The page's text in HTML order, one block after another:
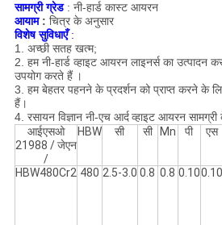
सामग्री ग्रेड: नी-हार्ड कास्ट आयरन
आयाम: चित्र के अनुसार
विशेष सुविधाएँ:
1. अच्छी सतह खत्म;
2. हम नी-हार्ड व्हाइट आयरन लाइनर्स का
उपयोग करते हैं।
3. हम बेहतर पहनने के प्रदर्शन को प्राप्त करने के
हैं।
4. रसायन विज्ञान नी-एच आर्दव्हाइट आयरन
आईएसओ
21988 / जेएन
/
HBW सी सी Mn पी एस
HBW480Cr2 480 2.5-3.0 0.8 0.8 0.100.10